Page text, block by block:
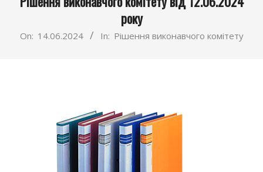
року
On: 14.06.2024 In: Рішення виконавчого комітету